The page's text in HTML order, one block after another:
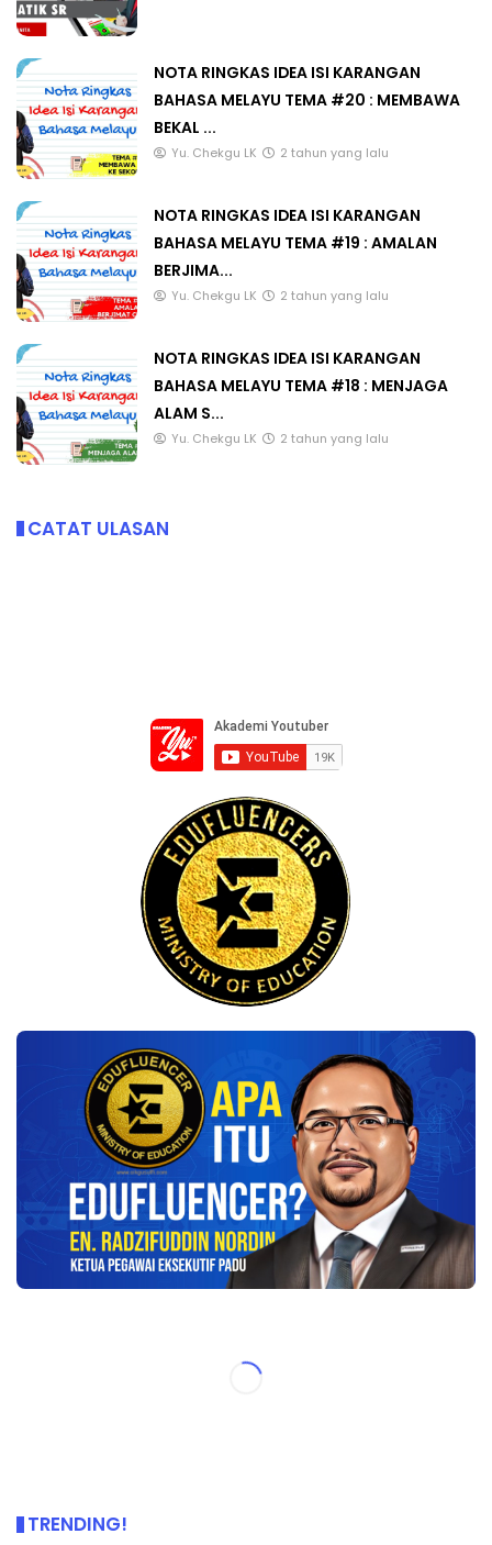
NOTA RINGKAS IDEA ISI KARANGAN
BAHASA MELAYU TEMA #20 : MEMBAWA
BEKAL ...
Yu. Chekgu LK 2 tahun yang lalu
NOTA RINGKAS IDEA ISI KARANGAN
BAHASA MELAYU TEMA #19 : AMALAN
BERJIMA...
Yu. Chekgu LK 2 tahun yang lalu
NOTA RINGKAS IDEA ISI KARANGAN
BAHASA MELAYU TEMA #18 : MENJAGA
ALAM S...
Yu. Chekgu LK 2 tahun yang lalu
CATAT ULASAN
TRENDING!